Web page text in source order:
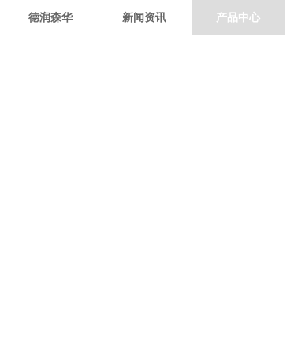
德润森华 新闻资讯 产品中心